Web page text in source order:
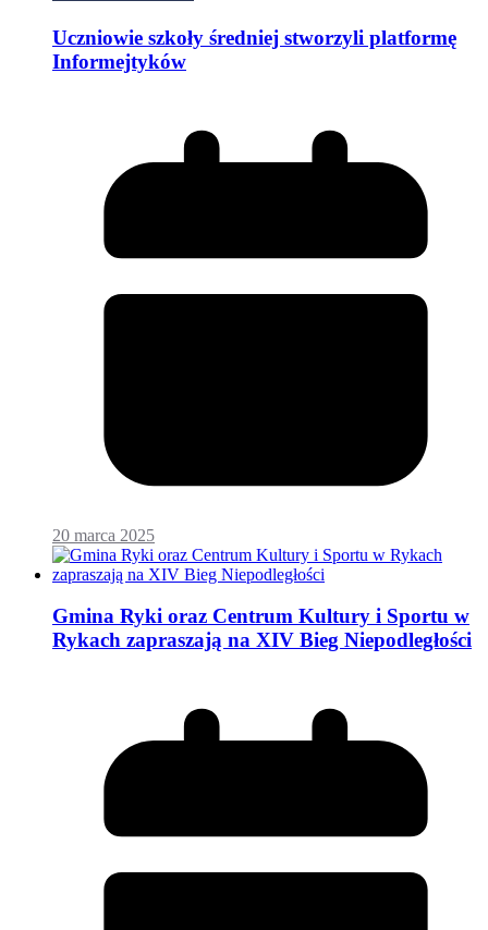
Uczniowie szkoły średniej stworzyli platformę
Informejtyków
20 marca 2025
Gmina Ryki oraz Centrum Kultury i Sportu w
Rykach zapraszają na XIV Bieg Niepodległości